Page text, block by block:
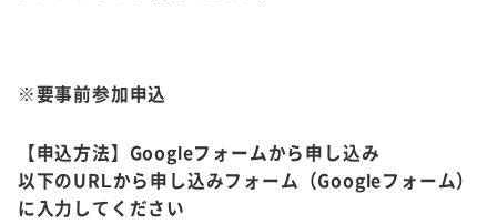
※要事前参加申込
【申込方法】Googleフォームから申し込み
以下のURLから申し込みフォーム（Googleフォーム）
に入力してください